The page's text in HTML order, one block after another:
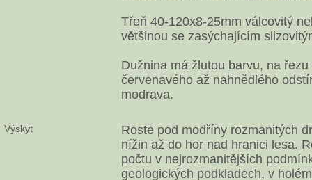
Třeň 40-120x8-25mm válcovitý
většinou se zasýchajícím
Dužnina má žlutou barvu, na
červenavého až nahnědlého
modrava.
Výskyt
Roste pod modříny rozmanitých
nížin až do hor nad hranici lesa.
počtu v nejrozmanitějších
geologických podkladech, v